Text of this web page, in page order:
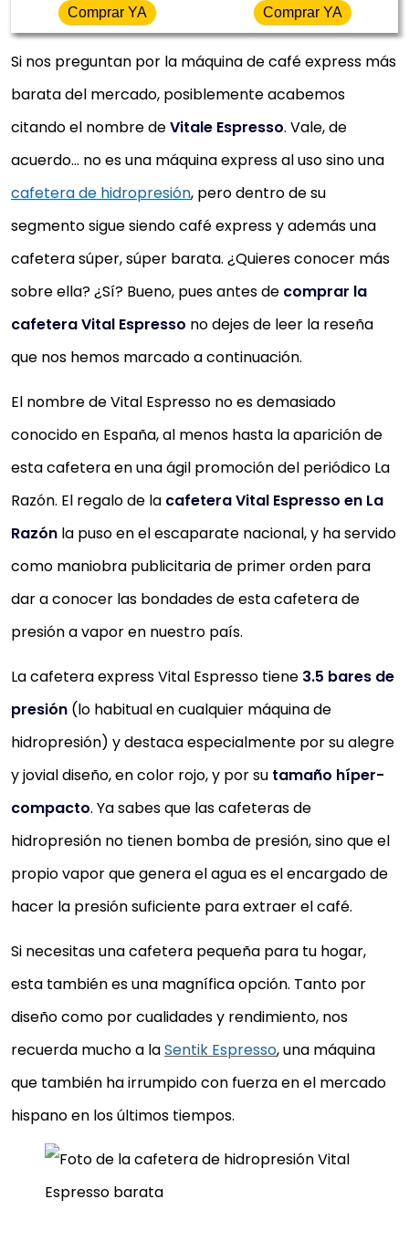
Comprar YA Comprar YA
Si nos preguntan por la máquina de café express más
barata del mercado, posiblemente acabemos
citando el nombre deVitale Espresso. Vale, de
acuerdo… no es una máquina express al uso sino una
cafetera de hidropresión, pero dentro de su
segmento sigue siendo café express y además una
cafetera súper, súper barata. ¿Quieres conocer más
sobre ella? ¿Sí? Bueno, pues antes de comprar la
cafetera Vital Espresso no dejes de leer la reseña
que nos hemos marcado a continuación.
El nombre de Vital Espresso no es demasiado
conocido en España, al menos hasta la aparición de
esta cafetera en una ágil promoción del periódico La
Razón. El regalo de la cafetera Vital Espresso en La
Razón la puso en el escaparate nacional, y ha servido
como maniobra publicitaria de primer orden para
dar a conocer las bondades de esta cafetera de
presión a vapor en nuestro país.
La cafetera express Vital Espresso tiene 3.5 bares de
presión (lo habitual en cualquier máquina de
hidropresión) y destaca especialmente por su alegre
y jovial diseño, en color rojo, y por su tamaño híper-
compacto. Ya sabes que las cafeteras de
hidropresión no tienen bomba de presión, sino que el
propio vapor que genera el agua es el encargado de
hacer la presión suficiente para extraer el café.
Si necesitas una cafetera pequeña para tu hogar,
esta también es una magnífica opción. Tanto por
diseño como por cualidades y rendimiento, nos
recuerda mucho a laSentik Espresso, una máquina
que también ha irrumpido con fuerza en el mercado
hispano en los últimos tiempos.